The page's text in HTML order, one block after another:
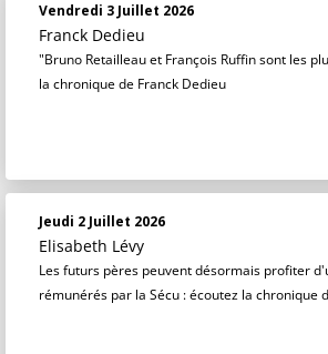
Vendredi 3 Juillet 2026
Franck Dedieu
"Bruno Retailleau et François Ruffin sont les
la chronique de Franck Dedieu
Jeudi 2 Juillet 2026
Elisabeth Lévy
Les futurs pères peuvent désormais profiter
rémunérés par la Sécu : écoutez la chronique